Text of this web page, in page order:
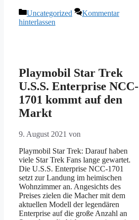
Kategorien
Uncategorized
Kommentar
hinterlassen
Playmobil Star Trek
U.S.S. Enterprise NCC-
1701 kommt auf den
Markt
9. August 2021 von
Playmobil Star Trek: Darauf haben
viele Star Trek Fans lange gewartet.
Die U.S.S. Enterprise NCC-1701
setzt zur Landung im heimischen
Wohnzimmer an. Angesichts des
Preises zielen die Macher mit dem
aktuellen Modell der legendären
Enterprise auf die große Anzahl an